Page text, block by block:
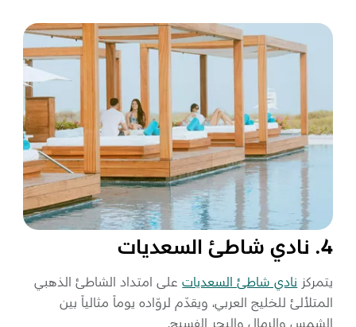
4. نادي شاطئ السعديات
يتمركز نادي شاطئ السعدياتعلى امتداد الشاطئ الذهبي
المتلألئ للخليج العربي، ويقدّم لروّاده يوماً مثالياً بين
الشمس والرمال والبحر الفسيح.